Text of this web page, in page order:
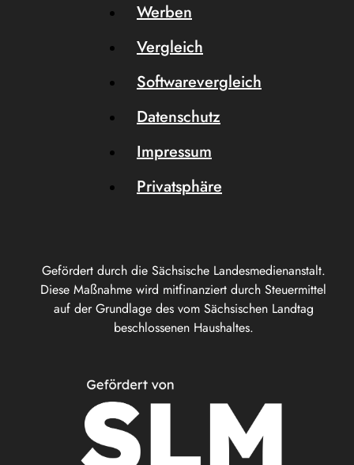
Gefördert durch die Sächsische Landesmedienanstalt.
Diese Maßnahme wird mitfinanziert durch Steuermittel
auf der Grundlage des vom Sächsischen Landtag
beschlossenen Haushaltes.
Werben
Vergleich
Softwarevergleich
Datenschutz
Impressum
Privatsphäre